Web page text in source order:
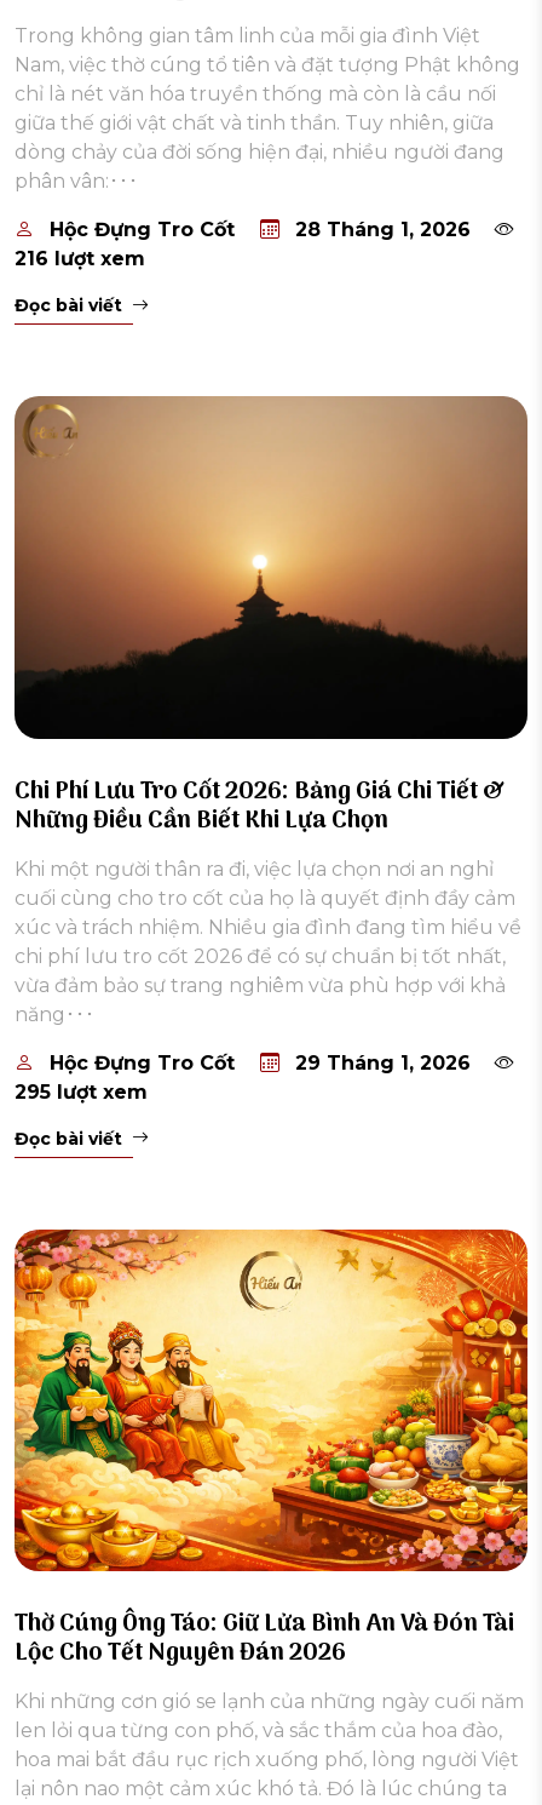
Trong không gian tâm linh của mỗi gia đình Việt
Nam, việc thờ cúng tổ tiên và đặt tượng Phật không
chỉ là nét văn hóa truyền thống mà còn là cầu nối
giữa thế giới vật chất và tinh thần. Tuy nhiên, giữa
dòng chảy của đời sống hiện đại, nhiều người đang
phân vân:･･･
Hộc Đựng Tro Cốt
28 Tháng 1, 2026
216 lượt xem
Đọc bài viết
Chi Phí Lưu Tro Cốt 2026: Bảng Giá Chi Tiết &
Những Điều Cần Biết Khi Lựa Chọn
Khi một người thân ra đi, việc lựa chọn nơi an nghỉ
cuối cùng cho tro cốt của họ là quyết định đầy cảm
xúc và trách nhiệm. Nhiều gia đình đang tìm hiểu về
chi phí lưu tro cốt 2026 để có sự chuẩn bị tốt nhất,
vừa đảm bảo sự trang nghiêm vừa phù hợp với khả
năng･･･
Hộc Đựng Tro Cốt
29 Tháng 1, 2026
295 lượt xem
Đọc bài viết
Thờ Cúng Ông Táo: Giữ Lửa Bình An Và Đón Tài
Lộc Cho Tết Nguyên Đán 2026
Khi những cơn gió se lạnh của những ngày cuối năm
len lỏi qua từng con phố, và sắc thắm của hoa đào,
hoa mai bắt đầu rục rịch xuống phố, lòng người Việt
lại nôn nao một cảm xúc khó tả. Đó là lúc chúng ta